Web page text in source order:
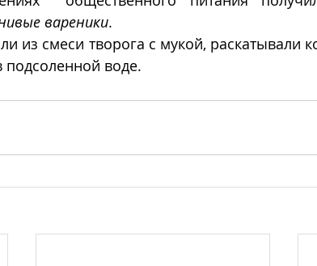
вареники.
из смеси творога с мукой, раскатывали
воде.